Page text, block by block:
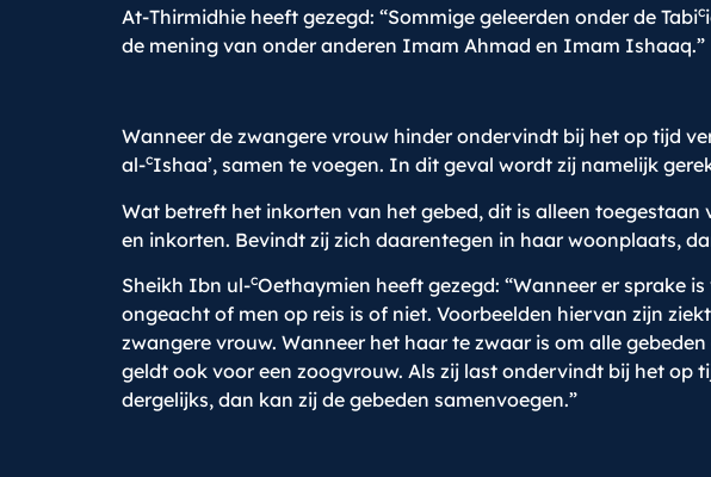
At-Thirmidhie heeft gezegd: “Sommige geleerden onder de Tabic
de mening van onder anderen Imam Ahmad en Imam Ishaaq.”
Wanneer de zwangere vrouw hinder ondervindt bij het op tijd
al-cIshaa’, samen te voegen. In dit geval wordt zij namelijk
Wat betreft het inkorten van het gebed, dit is alleen toegestaan
en inkorten. Bevindt zij zich daarentegen in haar woonplaats,
Sheikh Ibn ul-cOethaymien heeft gezegd: “Wanneer er sprake
ongeacht of men op reis is of niet. Voorbeelden hiervan zijn
zwangere vrouw. Wanneer het haar te zwaar is om alle
geldt ook voor een zoogvrouw. Als zij last ondervindt bij het op
dergelijks, dan kan zij de gebeden samenvoegen.”